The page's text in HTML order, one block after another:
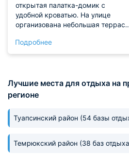
открытая палатка-домик с
удобной кроватью. На улице
организована небольшая
помощью которого мы спасались
от жары. Бассейн на территории
тоже есть.
Подробнее
Лучшие места для отдыха на
регионе
Туапсинский район (54 базы
Темрюкский район (38 баз